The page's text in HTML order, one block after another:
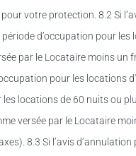
votre protection. 8.2 Si
d’occupation pour les
par le Locataire moins un
pour les locations
locations de 60 nuits ou
versée par le Locataire
8.3 Si l’avis d’annulation